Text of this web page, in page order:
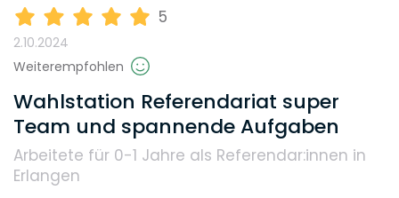
5
2.10.2024
Weiterempfohlen
Wahlstation Referendariat super
Team und spannende Aufgaben
Arbeitete für 0-1 Jahre als Referendar:innen in
Erlangen